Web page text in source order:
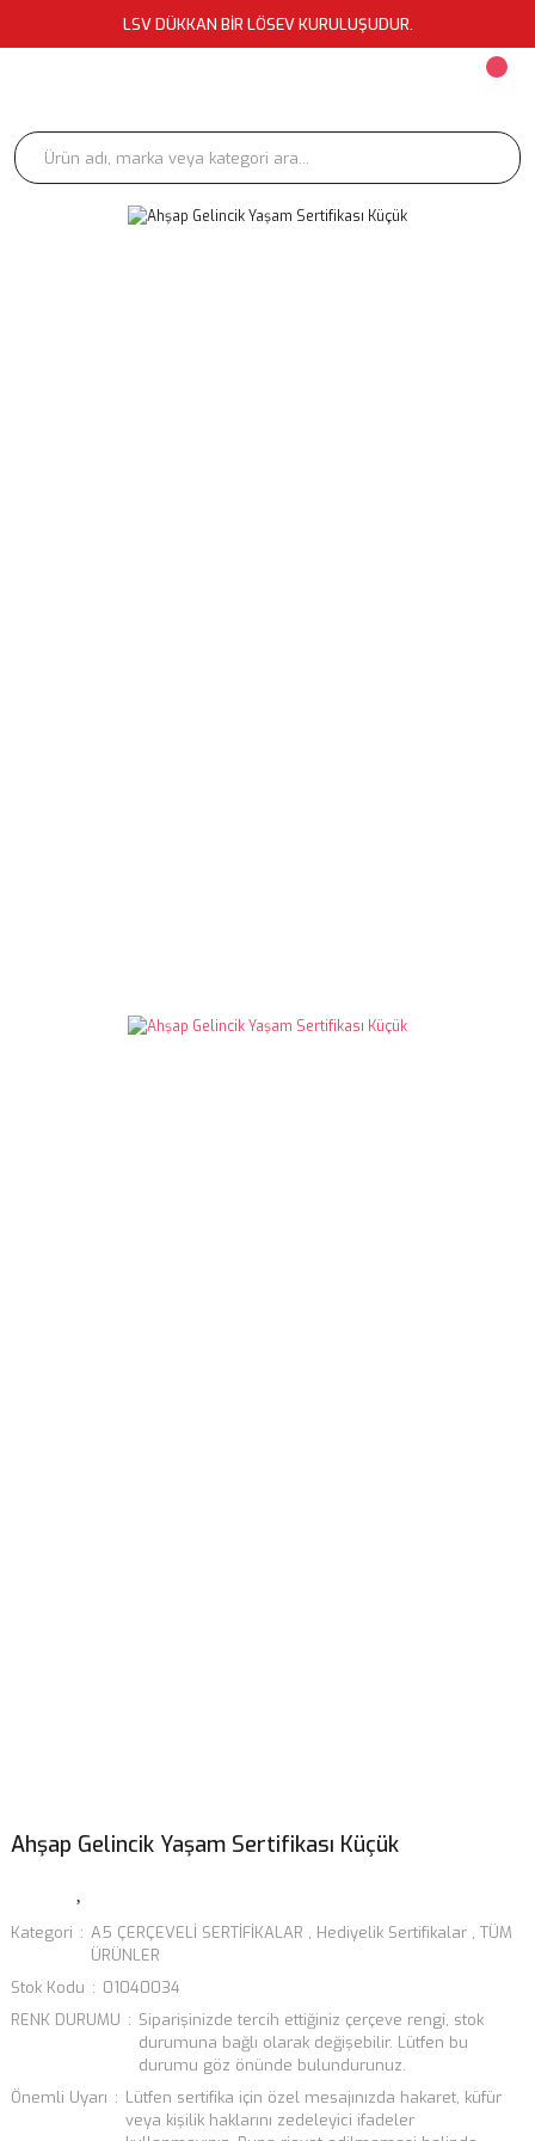
LSV DÜKKAN BİR LÖSEV KURULUŞUDUR.
Ahşap Gelincik Yaşam Sertifikası Küçük
Kategori A5 ÇERÇEVELİ SERTİFİKALAR , Hediyelik Sertifikalar , TÜM
ÜRÜNLER
Stok Kodu
01040034
RENK DURUMU
Siparişinizde tercih ettiğiniz çerçeve rengi, stok
durumuna bağlı olarak değişebilir. Lütfen bu
durumu göz önünde bulundurunuz.
Önemli Uyarı
Lütfen sertifika için özel mesajınızda hakaret, küfür
veya kişilik haklarını zedeleyici ifadeler